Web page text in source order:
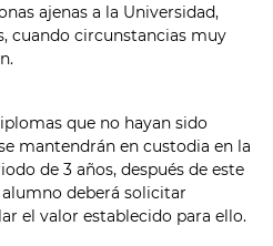
ajenas a la Universidad,
cuando circunstancias muy
que no hayan sido
mantendrán en custodia en la
de 3 años, después de este
deberá solicitar
el valor establecido para ello.